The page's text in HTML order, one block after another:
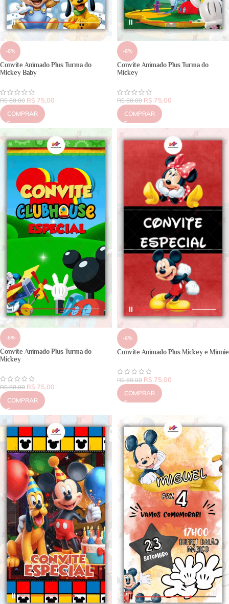
-6%
Convite Animado Plus Turma do
Mickey Baby
R$80,00 R$ 75,00
COMPRAR
-6%
Convite Animado Plus Turma do
Mickey
R$80,00 R$ 75,00
COMPRAR
-6%
Convite Animado Plus Turma do
Mickey
R$80,00 R$ 75,00
COMPRAR
-6%
Convite Animado Plus Mickey e Minnie
R$80,00 R$ 75,00
COMPRAR